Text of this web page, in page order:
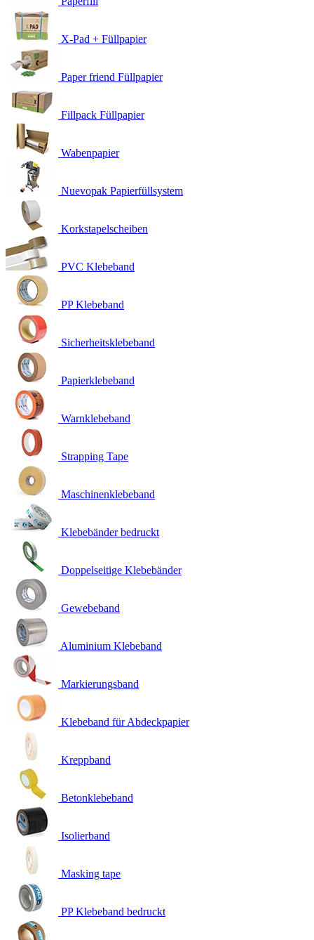
X-Pad + Füllpapier
Paper friend Füllpapier
Fillpack Füllpapier
Wabenpapier
Nuevopak Papierfüllsystem
Korkstapelscheiben
PVC Klebeband
PP Klebeband
Sicherheitsklebeband
Papierklebeband
Warnklebeband
Strapping Tape
Maschinenklebeband
Klebebänder bedruckt
Doppelseitige Klebebänder
Gewebeband
Aluminium Klebeband
Markierungsband
Klebeband für Abdeckpapier
Kreppband
Betonklebeband
Isolierband
Masking tape
PP Klebeband bedruckt